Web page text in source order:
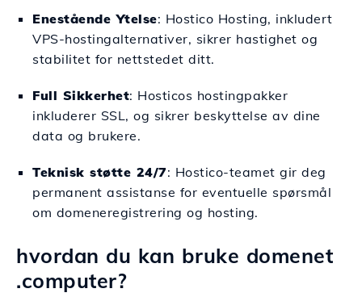
Enestående Ytelse: Hostico Hosting, inkludert
VPS-hostingalternativer, sikrer hastighet og
stabilitet for nettstedet ditt.
Full Sikkerhet: Hosticos hostingpakker
inkluderer SSL, og sikrer beskyttelse av dine
data og brukere.
Teknisk støtte 24/7: Hostico-teamet gir deg
permanent assistanse for eventuelle spørsmål
om domeneregistrering og hosting.
hvordan du kan bruke domenet
.computer?